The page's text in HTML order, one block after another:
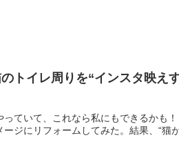
トイレ周りを“インスタ映え
ていて、これなら私にもできるかも
ジにリフォームしてみた。結果、“猫